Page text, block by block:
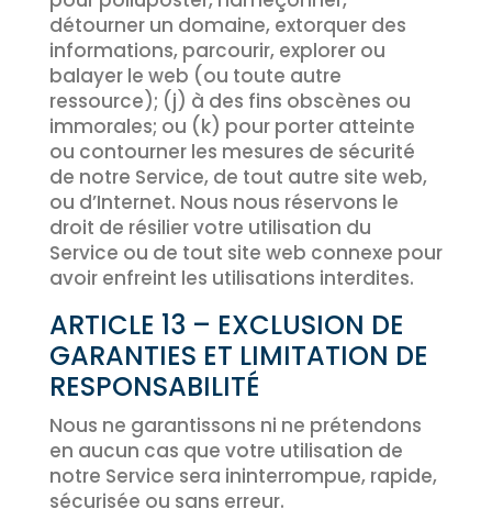
détourner un domaine, extorquer des
informations, parcourir, explorer ou
balayer le web (ou toute autre
ressource); (j) à des fins obscènes ou
immorales; ou (k) pour porter atteinte
ou contourner les mesures de sécurité
de notre Service, de tout autre site web,
ou d’Internet. Nous nous réservons le
droit de résilier votre utilisation du
Service ou de tout site web connexe pour
avoir enfreint les utilisations interdites.
ARTICLE 13 – EXCLUSION DE
GARANTIES ET LIMITATION DE
RESPONSABILITÉ
Nous ne garantissons ni ne prétendons
en aucun cas que votre utilisation de
notre Service sera ininterrompue, rapide,
sécurisée ou sans erreur.